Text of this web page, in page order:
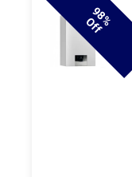
9
8
% O
F
F